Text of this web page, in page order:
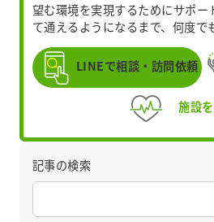
望む環境を実現するためにサポー
て通えるようになるまで、何度で
LINEで相談・訪問依頼
施設
記事の検索